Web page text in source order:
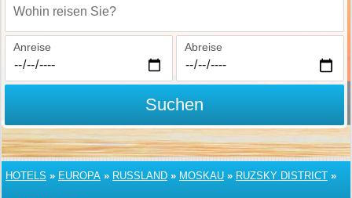
Wohin reisen Sie?
Anreise Abreise
Suchen
HOTELS » EUROPA » RUSSLAND » MOSKAU » RUZSKY DISTRICT »